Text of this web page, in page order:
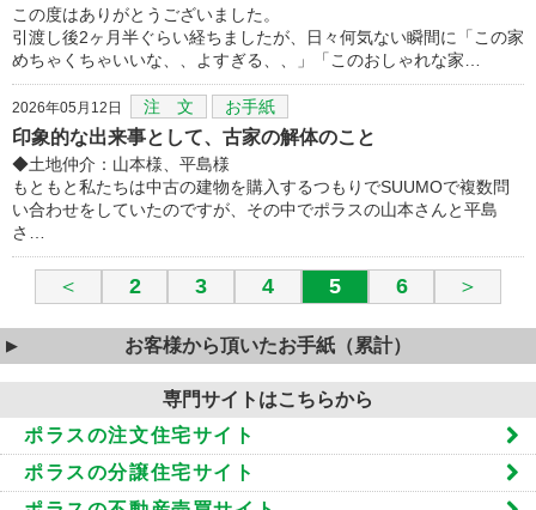
この度はありがとうございました。
引渡し後2ヶ月半ぐらい経ちましたが、日々何気ない瞬間に「この家
めちゃくちゃいいな、、よすぎる、、」「このおしゃれな家…
2026年05月12日 注 文 お手紙
印象的な出来事として、古家の解体のこと
◆土地仲介：山本様、平島様
もともと私たちは中古の建物を購入するつもりでSUUMOで複数問
い合わせをしていたのですが、その中でポラスの山本さんと平島
さ…
＜ 2 3 4 5 6 ＞
お客様から頂いたお手紙（累計）
専門サイトはこちらから
ポラスの注文住宅サイト
ポラスの分譲住宅サイト